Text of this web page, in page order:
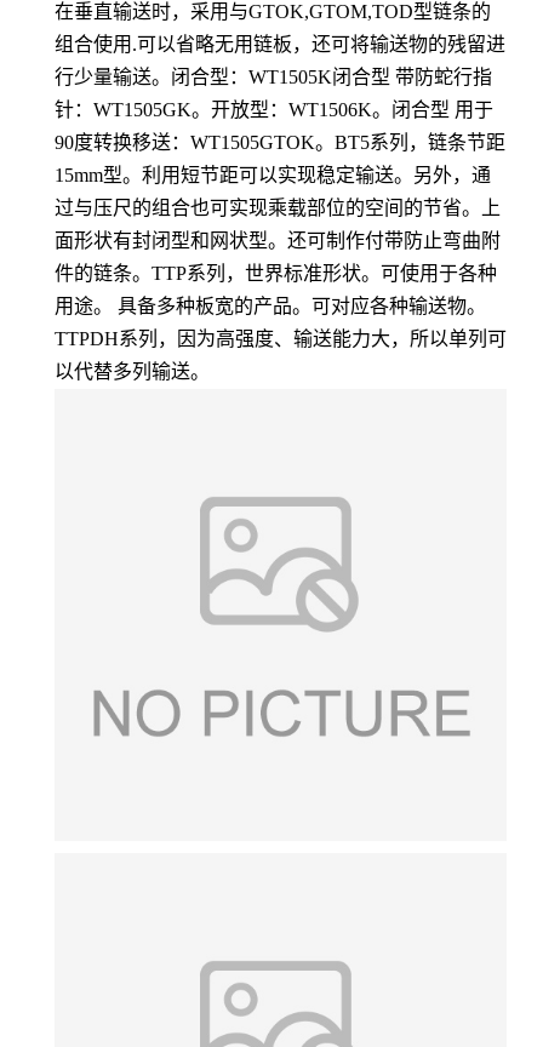
在垂直输送时，采用与GTOK,GTOM,TOD型链条的
组合使用.可以省略无用链板，还可将输送物的残留进
行少量输送。闭合型：WT1505K闭合型 带防蛇行指
针：WT1505GK。开放型：WT1506K。闭合型 用于
90度转换移送：WT1505GTOK。BT5系列，链条节距
15mm型。利用短节距可以实现稳定输送。另外，通
过与压尺的组合也可实现乘载部位的空间的节省。上
面形状有封闭型和网状型。还可制作付带防止弯曲附
件的链条。TTP系列，世界标准形状。可使用于各种
用途。 具备多种板宽的产品。可对应各种输送物。
TTPDH系列，因为高强度、输送能力大，所以单列可
以代替多列输送。